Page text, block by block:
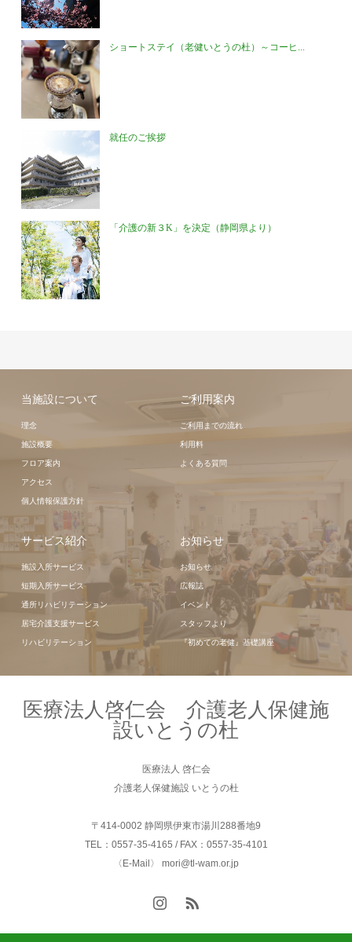
ショートステイ（老健いとうの杜）～コーヒ...
就任のご挨拶
「介護の新３K」を決定（静岡県より）
当施設について
理念
施設概要
フロア案内
アクセス
個人情報保護方針
ご利用案内
ご利用までの流れ
利用料
よくある質問
サービス紹介
施設入所サービス
短期入所サービス
通所リハビリテーション
居宅介護支援サービス
リハビリテーション
お知らせ
お知らせ
広報誌
イベント
スタッフより
『初めての老健』基礎講座
医療法人啓仁会 介護老人保健施
設いとうの杜
医療法人 啓仁会
介護老人保健施設 いとうの杜
〒414-0002 静岡県伊東市湯川288番地9
TEL：0557-35-4165 / FAX：0557-35-4101
〈E-Mail〉 mori@tl-wam.or.jp